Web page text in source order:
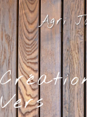
Panneau de
Agri
Vers